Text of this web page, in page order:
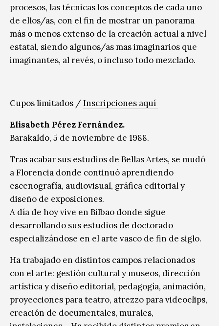
procesos, las técnicas los conceptos de cada uno
de ellos/as, con el fin de mostrar un panorama
más o menos extenso de la creación actual a nivel
estatal, siendo algunos/as mas imaginarios que
imaginantes, al revés, o incluso todo mezclado.
Cupos limitados /Inscripciones aquí
Elisabeth Pérez Fernández.
Barakaldo, 5 de noviembre de 1988.
Tras acabar sus estudios de Bellas Artes, se mudó
a Florencia donde continuó aprendiendo
escenografía, audiovisual, gráfica editorial y
diseño de exposiciones.
A día de hoy vive en Bilbao donde sigue
desarrollando sus estudios de doctorado
especializándose en el arte vasco de fin de siglo.
Ha trabajado en distintos campos relacionados
con el arte: gestión cultural y museos, dirección
artística y diseño editorial, pedagogía, animación,
proyecciones para teatro, atrezzo para videoclips,
creación de documentales, murales,